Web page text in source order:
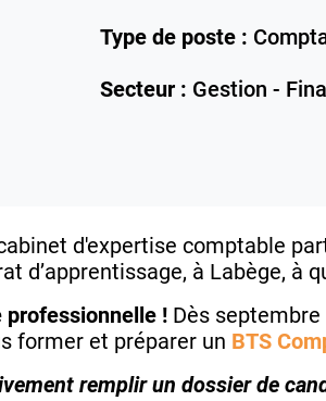
Type de poste :
Secteur : Gestion -
d'expertise comptable
d’apprentissage, à Labège, à
professionnelle ! Dès
former et préparer un BTS
remplir un dossier de